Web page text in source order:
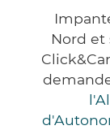
Nord et